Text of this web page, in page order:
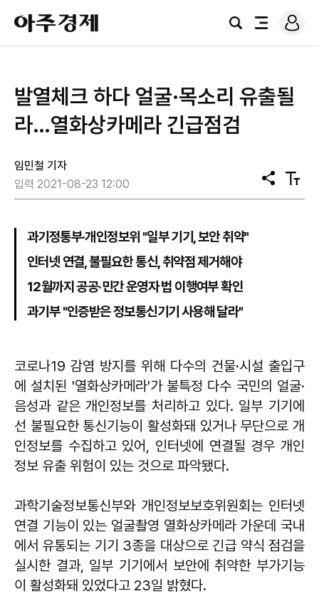
아
주
경
검
전
로
그
발열체크 하다 얼굴·목소리 유출될
라…열화상카메라 긴급점검
임민철 기자
입력 2021-08-23 12:00
공
유
텍
스
과기정통부·개인정보위 "일부 기기, 보안 취약"
인터넷 연결, 불필요한 통신, 취약점 제거해야
12월까지 공공·민간 운영자 법 이행여부 확인
과기부 "인증받은 정보통신기기 사용해 달라"
코로나19 감염 방지를 위해 다수의 건물·시설 출입구
에 설치된 '열화상카메라'가 불특정 다수 국민의 얼굴·
음성과 같은 개인정보를 처리하고 있다. 일부 기기에
선 불필요한 통신기능이 활성화돼 있거나 무단으로 개
인정보를 수집하고 있어, 인터넷에 연결될 경우 개인
정보 유출 위험이 있는 것으로 파악됐다.
과학기술정보통신부와 개인정보보호위원회는 인터넷
연결 기능이 있는 얼굴촬영 열화상카메라 가운데 국내
에서 유통되는 기기 3종을 대상으로 긴급 약식 점검을
실시한 결과, 일부 기기에서 보안에 취약한 부가기능
이 활성화돼 있었다고 23일 밝혔다.